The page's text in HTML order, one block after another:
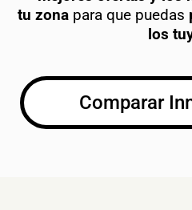
tu zona para que puedas
los
Comparar